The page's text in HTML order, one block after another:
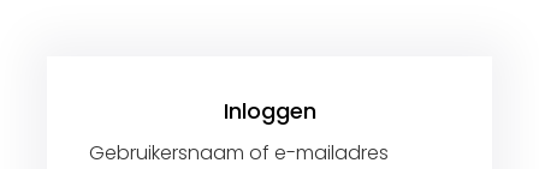
Gebruikersnaam of e-mailadres